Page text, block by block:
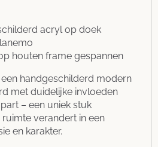
acryl op doek
houten frame gespannen
handgeschilderd modern
met duidelijke invloeden
– een uniek stuk
verandert in een
en karakter.